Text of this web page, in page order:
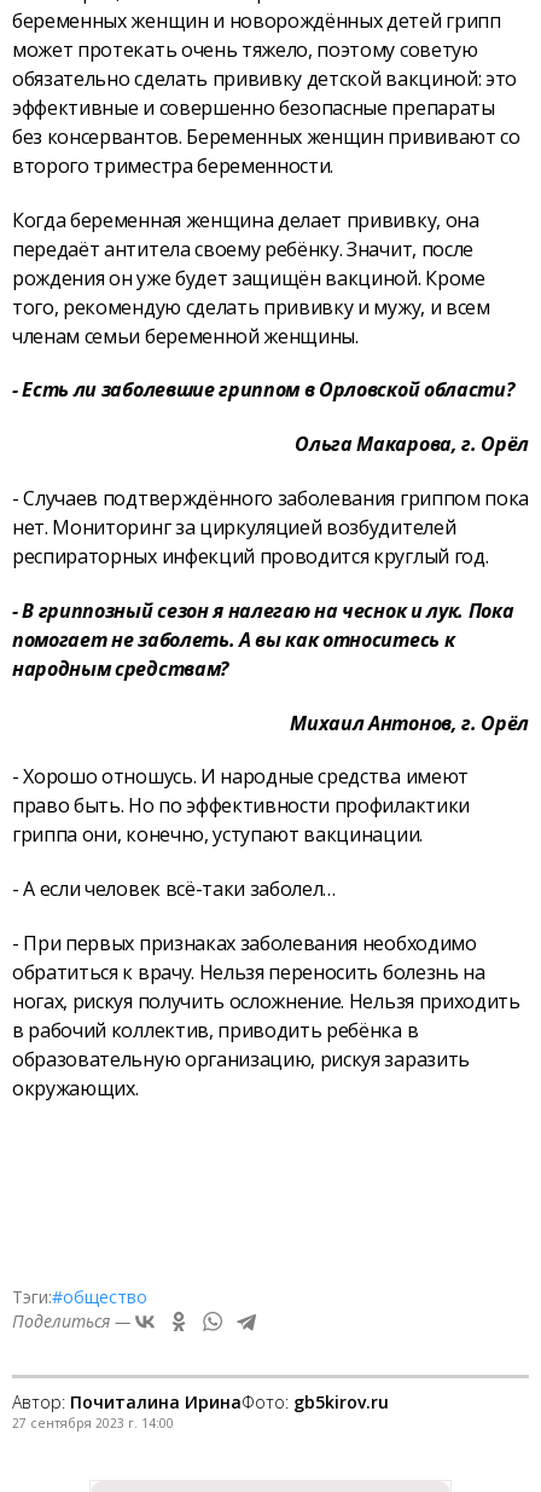
беременных женщин и новорождённых детей грипп
может протекать очень тяжело, поэтому советую
обязательно сделать прививку детской вакциной: это
эффективные и совершенно безопасные препараты
без консервантов. Беременных женщин прививают со
второго триместра беременности.
Когда беременная женщина делает прививку, она
передаёт антитела своему ребёнку. Значит, после
рождения он уже будет защищён вакциной. Кроме
того, рекомендую сделать прививку и мужу, и всем
членам семьи беременной женщины.
- Есть ли заболевшие гриппом в Орловской области?
Ольга Макарова, г. Орёл
- Случаев подтверждённого заболевания гриппом пока
нет. Мониторинг за циркуляцией возбудителей
респираторных инфекций проводится круглый год.
- В гриппозный сезон я налегаю на чеснок и лук. Пока
помогает не заболеть. А вы как относитесь к
народным средствам?
Михаил Антонов, г. Орёл
- Хорошо отношусь. И народные средства имеют
право быть. Но по эффективности профилактики
гриппа они, конечно, уступают вакцинации.
- А если человек всё-таки заболел…
- При первых признаках заболевания необходимо
обратиться к врачу. Нельзя переносить болезнь на
ногах, рискуя получить осложнение. Нельзя приходить
в рабочий коллектив, приводить ребёнка в
образовательную организацию, рискуя заразить
окружающих.
Тэги:#общество
Поделиться —
Автор: Почиталина ИринаФото: gb5kirov.ru
27 сентября 2023 г. 14:00